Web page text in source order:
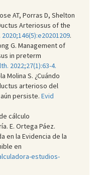
AT, Porras D, Shelton
Arteriosus of the
.
G. Management of
in preterm
2022;27(1):63-4.
Molina S. ¿Cuándo
arterioso del
persiste. Evid
cálculo
E. Ortega Páez.
en la Evidencia de la
en
estudios-